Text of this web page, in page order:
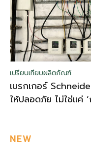
เปรียบเทียบผลิตภัณฑ์
เบรกเกอร์
ให้ปลอดภัย ไม่ใช่แค่
NEW